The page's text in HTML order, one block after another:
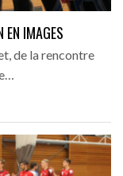
IMAGES
de la rencontre